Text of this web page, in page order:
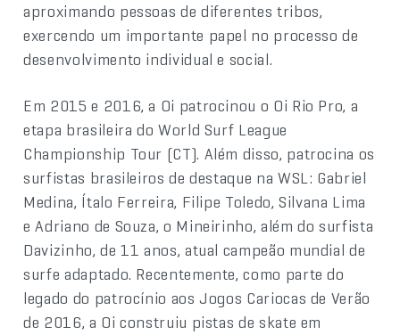
aproximando pessoas de diferentes tribos,
exercendo um importante papel no processo de
desenvolvimento individual e social.
Em 2015 e 2016, a Oi patrocinou o Oi Rio Pro, a
etapa brasileira do World Surf League
Championship Tour (CT). Além disso, patrocina os
surfistas brasileiros de destaque na WSL: Gabriel
Medina, Ítalo Ferreira, Filipe Toledo, Silvana Lima
e Adriano de Souza, o Mineirinho, além do surfista
Davizinho, de 11 anos, atual campeão mundial de
surfe adaptado. Recentemente, como parte do
legado do patrocínio aos Jogos Cariocas de Verão
de 2016, a Oi construiu pistas de skate em